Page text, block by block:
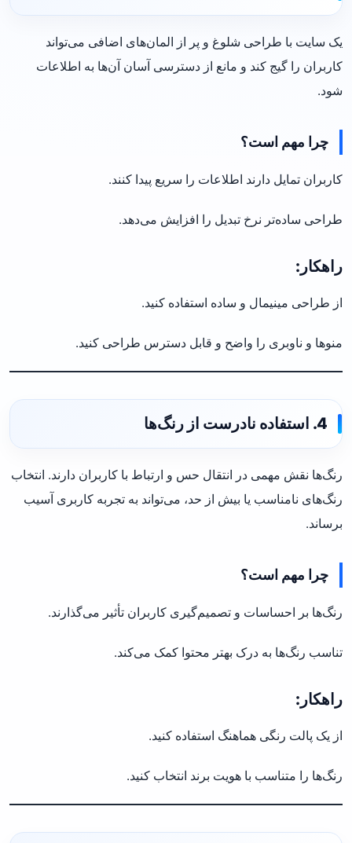
یک سایت با طراحی شلوغ و پر از المان‌های اضافی می‌تواند
کاربران را گیج کند و مانع از دسترسی آسان آن‌ها به اطلاعات
شود.
چرا مهم است؟
کاربران تمایل دارند اطلاعات را سریع پیدا کنند.
طراحی ساده‌تر نرخ تبدیل را افزایش می‌دهد.
راهکار:
از طراحی مینیمال و ساده استفاده کنید.
منوها و ناوبری را واضح و قابل دسترس طراحی کنید.
4. استفاده نادرست از رنگ‌ها
رنگ‌ها نقش مهمی در انتقال حس و ارتباط با کاربران دارند. انتخاب
رنگ‌های نامناسب یا بیش از حد، می‌تواند به تجربه کاربری آسیب
برساند.
چرا مهم است؟
رنگ‌ها بر احساسات و تصمیم‌گیری کاربران تأثیر می‌گذارند.
تناسب رنگ‌ها به درک بهتر محتوا کمک می‌کند.
راهکار:
از یک پالت رنگی هماهنگ استفاده کنید.
رنگ‌ها را متناسب با هویت برند انتخاب کنید.